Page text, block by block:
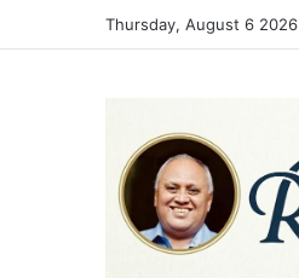
Thursday, August 6 2026